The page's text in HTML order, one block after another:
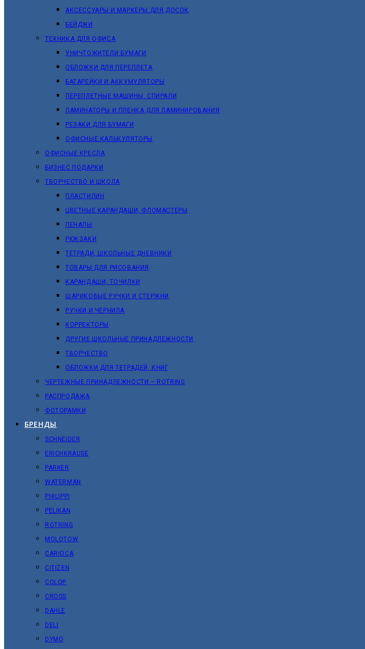
АКСЕССУАРЫ И МАРКЕРЫ ДЛЯ ДОСОК
БЕЙДЖИ
ТЕХНИКА ДЛЯ ОФИСА
УНИЧТОЖИТЕЛИ БУМАГИ
ОБЛОЖКИ ДЛЯ ПЕРЕПЛЕТА
БАТАРЕЙКИ И АККУМУЛЯТОРЫ
ПЕРЕПЛЕТНЫЕ МАШИНЫ, СПИРАЛИ
ЛАМИНАТОРЫ И ПЛЕНКА ДЛЯ ЛАМИНИРОВАНИЯ
РЕЗАКИ ДЛЯ БУМАГИ
ОФИСНЫЕ КАЛЬКУЛЯТОРЫ
ОФИСНЫЕ КРЕСЛА
БИЗНЕС ПОДАРКИ
ТВОРЧЕСТВО И ШКОЛА
ПЛАСТИЛИН
ЦВЕТНЫЕ КАРАНДАШИ, ФЛОМАСТЕРЫ
ПЕНАЛЫ
РЮКЗАКИ
ТЕТРАДИ, ШКОЛЬНЫЕ ДНЕВНИКИ
ТОВАРЫ ДЛЯ РИСОВАНИЯ
КАРАНДАШИ, ТОЧИЛКИ
ШАРИКОВЫЕ РУЧКИ И СТЕРЖНИ
РУЧКИ И ЧЕРНИЛА
КОРРЕКТОРЫ
ДРУГИЕ ШКОЛЬНЫЕ ПРИНАДЛЕЖНОСТИ
ТВОРЧЕСТВО
ОБЛОЖКИ ДЛЯ ТЕТРАДЕЙ, КНИГ
ЧЕРТЕЖНЫЕ ПРИНАДЛЕЖНОСТИ – ROTRING
РАСПРОДАЖА
ФОТОРАМКИ
БРЕНДЫ
SCHNEIDER
ERICHKRAUSE
PARKER
WATERMAN
PHILIPPI
PELIKAN
ROTRING
MOLOTOW
CARIOCA
CITIZEN
COLOP
CROSS
DAHLE
DELI
DYMO